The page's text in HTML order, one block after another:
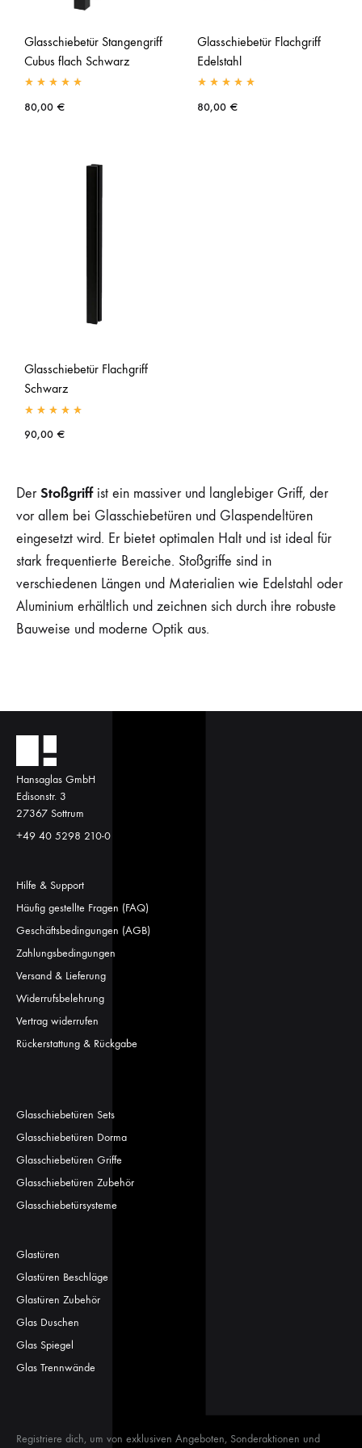
Glasschiebetür Stangengriff
Cubus flach Schwarz
80,00 €
Glasschiebetür Flachgriff
Edelstahl
80,00 €
Glasschiebetür Flachgriff
Schwarz
90,00 €
DerStoßgriffist ein massiver und langlebiger Griff, der
vor allem bei Glasschiebetüren und Glaspendeltüren
eingesetzt wird. Er bietet optimalen Halt und ist ideal für
stark frequentierte Bereiche. Stoßgriffe sind in
verschiedenen Längen und Materialien wie Edelstahl oder
Aluminium erhältlich und zeichnen sich durch ihre robuste
Bauweise und moderne Optik aus.
Hansaglas GmbH
Edisonstr. 3
27367 Sottrum
+49 40 5298 210-0
Hilfe & Support
Häufig gestellte Fragen (FAQ)
Geschäftsbedingungen (AGB)
Zahlungsbedingungen
Versand & Lieferung
Widerrufsbelehrung
Vertrag widerrufen
Rückerstattung & Rückgabe
Glasschiebetüren Sets
Glasschiebetüren Dorma
Glasschiebetüren Griffe
Glasschiebetüren Zubehör
Glasschiebetürsysteme
Glastüren
Glastüren Beschläge
Glastüren Zubehör
Glas Duschen
Glas Spiegel
Glas Trennwände
Registriere dich, um von exklusiven Angeboten, Sonderaktionen und